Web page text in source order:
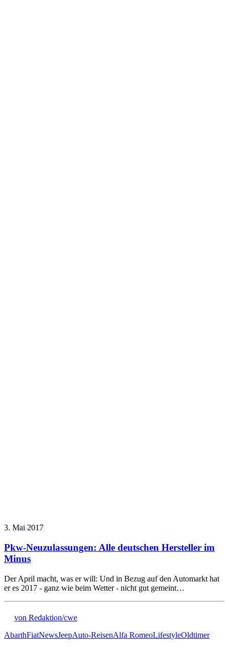
3. Mai 2017
Pkw-Neuzulassungen: Alle deutschen Hersteller im
Minus
Der April macht, was er will: Und in Bezug auf den Automarkt hat
er es 2017 - ganz wie beim Wetter - nicht gut gemeint…
von Redaktion/cwe
AbarthFiatNewsJeepAuto-ReisenAlfa RomeoLifestyleOldtimer